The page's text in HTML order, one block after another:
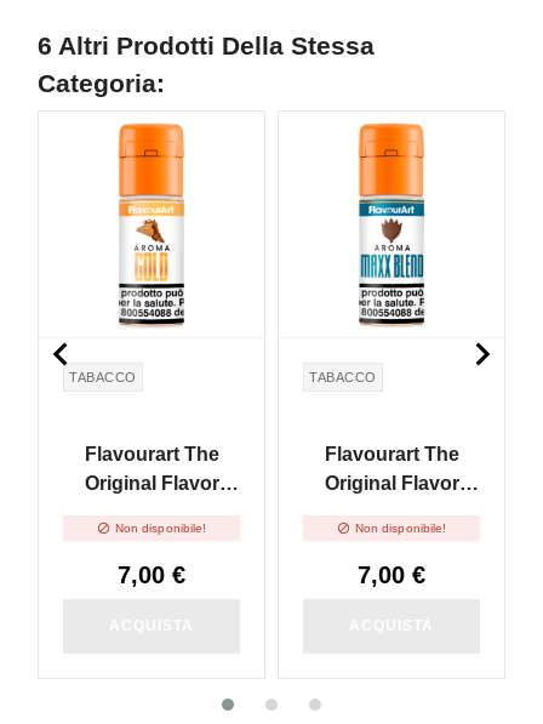
6 Altri Prodotti Della Stessa
Categoria:
TABACCO
Flavourart The
Original Flavor
 Non disponibile!
7,00 €
NON DISPONIBILE
TABACCO
Flavourart The
Original Flavor
 Non disponibile!
7,00 €
NON DISPONIBILE
 